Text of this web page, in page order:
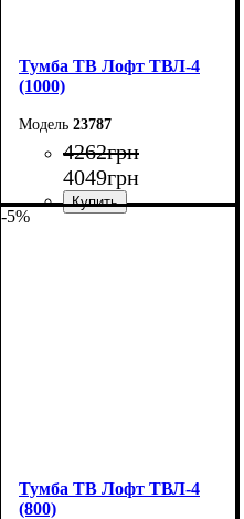
Тумба ТВ Лофт ТВЛ-4
(1000)
23787
4262грн
4049грн
-5%
Тумба ТВ Лофт ТВЛ-4
(800)